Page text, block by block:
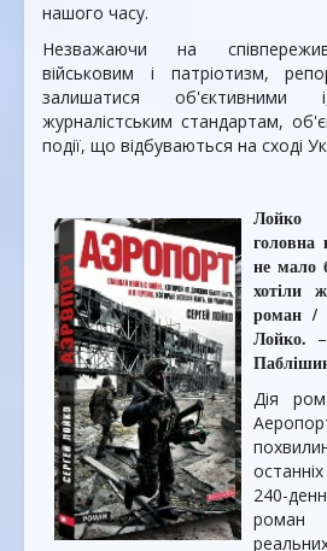
нашого часу.
Незважаючи на
військовим і патріотизм,
залишатися
журналістським стандартам,
події, що відбуваються на сході
головна
не мало
хотіли
роман
Лойко. –
Дія
240-
роман